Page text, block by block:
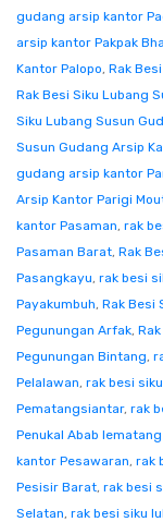
gudang arsip kantor
arsip kantor Pakpak
Kantor Palopo, Rak
Rak Besi Siku Lubang
Siku Lubang Susun
Susun Gudang Arsip
gudang arsip kantor
Arsip Kantor Parigi
kantor Pasaman, rak
Pasaman Barat, Rak
Pasangkayu, rak besi
Payakumbuh, Rak Besi
Pegunungan Arfak,
Pegunungan Bintang,
Pelalawan, rak besi
Pematangsiantar, rak
Penukal Abab
kantor Pesawaran, rak
Pesisir Barat, rak besi
Selatan, rak besi siku